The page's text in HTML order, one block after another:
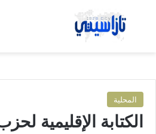
بحث عن
المحلية
الكتابة الإقليمية